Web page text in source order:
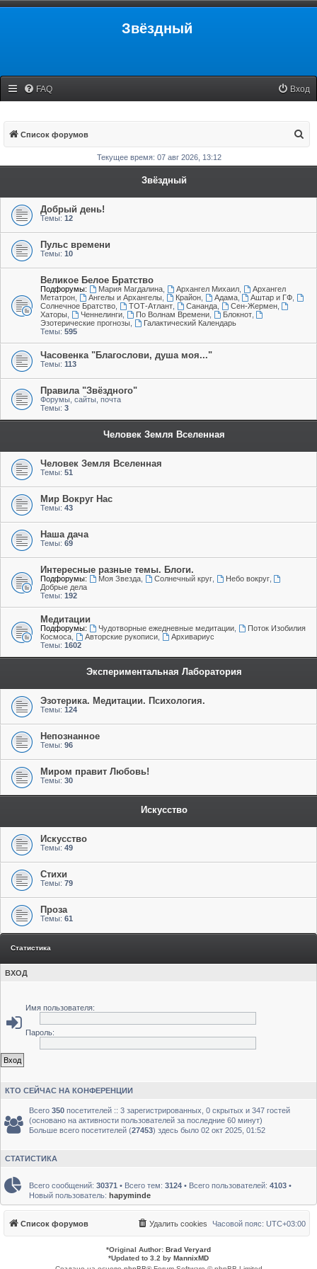
Звёздный
FAQ Вход
Список форумов
и
Текущее время: 07 авг 2026, 13:12
Звёздный
Добрый день!
Темы: 12
Пульс времени
Темы: 10
Великое Белое Братство
Подфорумы: Мария Магдалина, Архангел Михаил,
Архангел
Метатрон
Ангелы и Архангелы, Крайон, Адама, Аштар и ГФ
Солнечное Братство
ТОТ-Атлант, Сананда, Сен-Жермен,
Хаторы
Ченнелинги, По Волнам Времени, Блокнот,
Эзотерические прогнозы
Галактический Календарь
Темы: 595
Часовенка "Благослови, душа моя..."
Темы: 113
Правила "Звёздного"
Форумы, сайты, почта
Темы: 3
Человек Земля Вселенная
Человек Земля Вселенная
Темы: 51
Мир Вокруг Нас
Темы: 43
Наша дача
Темы: 69
Интересные разные темы. Блоги.
Подфорумы: Моя Звезда, Солнечный круг, Небо вокруг,
Добрые дела
Темы: 192
Медитации
Подфорумы: Чудотворные ежедневные медитации,
Поток Изобилия
Космоса
Авторские рукописи,
Архивариус
Темы: 1602
Экспериментальная Лаборатория
Эзотерика. Медитации. Психология.
Темы: 124
Непознанное
Темы: 96
Миром правит Любовь!
Темы: 30
Искусство
Искусство
Темы: 49
Стихи
Темы: 79
Проза
Темы: 61
Статистика
ВХОД
Имя пользователя:
Пароль:
КТО СЕЙЧАС НА КОНФЕРЕНЦИИ
Всего 350 посетителей :: 3 зарегистрированных, 0 скрытых и 347 гостей
(основано на активности пользователей за последние 60 минут)
Больше всего посетителей (27453) здесь было 02 окт 2025, 01:52
СТАТИСТИКА
Всего сообщений: 30371 • Всего тем: 3124 • Всего пользователей: 4103 •
Новый пользователь: hapyminde
Список форумов Часовой пояс: UTC+03:00
Удалить cookies
*Original Author: Brad Veryard
*Updated to 3.2 by MannixMD